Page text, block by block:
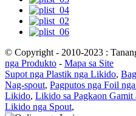
© Copyright - 2010-2023 :
nga Produkto - Mapa sa Site
Supot nga Plastik nga Likido,
Nag-spout, Pagputos nga Foil
Likido, Likido sa Pagkaon Gamit
Likido nga Spout,